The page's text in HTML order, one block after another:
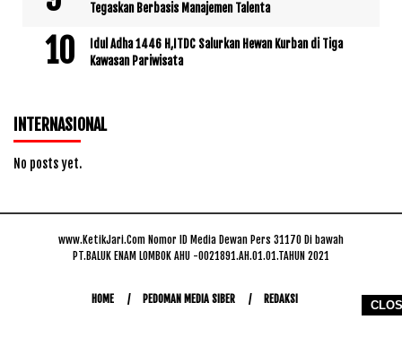
Tegaskan Berbasis Manajemen Talenta
Idul Adha 1446 H,ITDC Salurkan Hewan Kurban di Tiga
Kawasan Pariwisata
INTERNASIONAL
No posts yet.
www.KetikJari.Com Nomor ID Media Dewan Pers 31170 Di bawah
PT.BALUK ENAM LOMBOK AHU -0021891.AH.01.01.TAHUN 2021
HOME PEDOMAN MEDIA SIBER REDAKSI